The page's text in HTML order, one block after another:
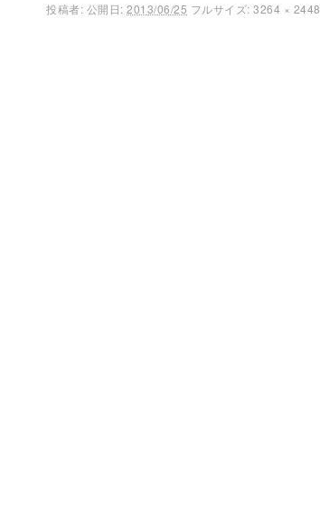
投稿者: 公開日: 2013/06/25 フルサイズ: 3264 × 2448